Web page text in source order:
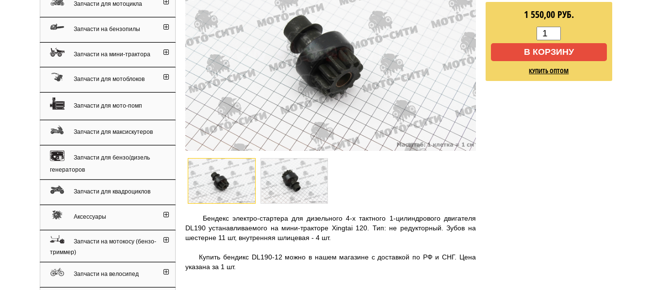
Бендекс электро-стартера для дизельного 4-х тактного 1-цилиндрового двигателя
DL190 устанавливаемого на мини-тракторе Xingtai 120. Тип: не редукторный. Зубов на
шестерне 11 шт, внутренняя шлицевая - 4 шт.
Купить бендикс DL190-12 можно в нашем магазине с доставкой по РФ и СНГ. Цена
указана за 1 шт.
1 550,00 РУБ.
В КОРЗИНУ
КУПИТЬ ОПТОМ
Запчасти для мотоцикла
Запчасти на бензопилы
Запчасти на мини-трактора
Запчасти для мотоблоков
Запчасти для мото-помп
Запчасти для максискутеров
Запчасти для бензо/дизель
генераторов
Запчасти для квадроциклов
Аксессуары
Запчасти на мотокосу (бензо-
триммер)
Запчасти на велосипед